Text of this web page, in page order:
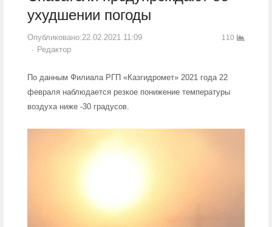
ухудшении погоды
Опубликовано:22.02.2021 11:09
Author
Редактор
110
По данным Филиала РГП «Казгидромет» 2021 года 22
февраля наблюдается резкое понижение температуры
воздуха ниже -30 градусов.